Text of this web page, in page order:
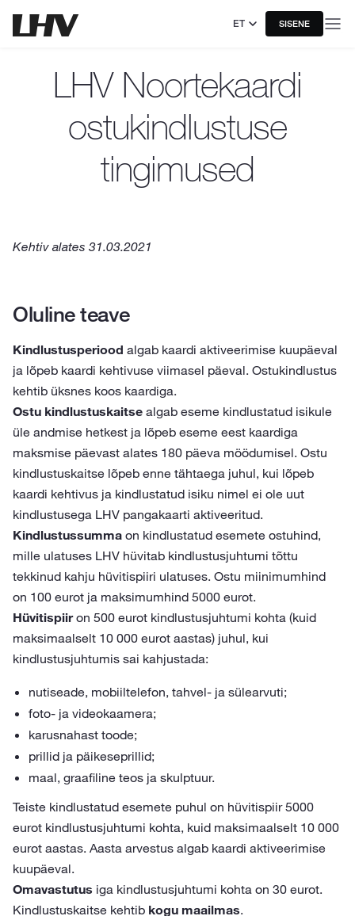
ET SISENE
LHV Noortekaardi
ostukindlustuse
tingimused
Kehtiv alates 31.03.2021
Oluline teave
Kindlustusperiood algab kaardi aktiveerimise kuupäeval
ja lõpeb kaardi kehtivuse viimasel päeval. Ostukindlustus
kehtib üksnes koos kaardiga.
Ostu kindlustuskaitse algab eseme kindlustatud isikule
üle andmise hetkest ja lõpeb eseme eest kaardiga
maksmise päevast alates 180 päeva möödumisel. Ostu
kindlustuskaitse lõpeb enne tähtaega juhul, kui lõpeb
kaardi kehtivus ja kindlustatud isiku nimel ei ole uut
kindlustusega LHV pangakaarti aktiveeritud.
Kindlustussumma on kindlustatud esemete ostuhind,
mille ulatuses LHV hüvitab kindlustusjuhtumi tõttu
tekkinud kahju hüvitispiiri ulatuses. Ostu miinimumhind
on 100 eurot ja maksimumhind 5000 eurot.
Hüvitispiiron 500 eurot kindlustusjuhtumi kohta (kuid
maksimaalselt 10 000 eurot aastas) juhul, kui
kindlustusjuhtumis sai kahjustada:
nutiseade, mobiiltelefon, tahvel- ja sülearvuti;
foto- ja videokaamera;
karusnahast toode;
prillid ja päikeseprillid;
maal, graafiline teos ja skulptuur.
Teiste kindlustatud esemete puhul on hüvitispiir 5000
eurot kindlustusjuhtumi kohta, kuid maksimaalselt 10 000
eurot aastas. Aasta arvestus algab kaardi aktiveerimise
kuupäeval.
Omavastutus iga kindlustusjuhtumi kohta on 30 eurot.
Kindlustuskaitse kehtib kogu maailmas.